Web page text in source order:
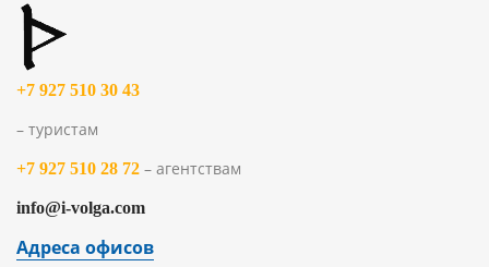
+7 927 510 30 43
– туристам
+7 927 510 28 72 – агентствам
info@i-volga.com
Адреса офисов